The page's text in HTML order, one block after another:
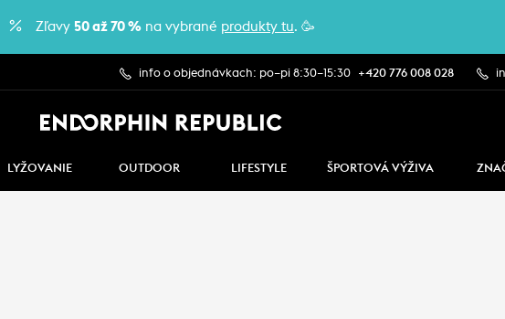
Zľavy 50 až 70 % na vybrané produkty tu. 🥳
info o objednávkach: po–pi 8:30–15:30 +420 776 008 028
LYŽOVANIE OUTDOOR LIFESTYLE ŠPORTOVÁ VÝŽIVA